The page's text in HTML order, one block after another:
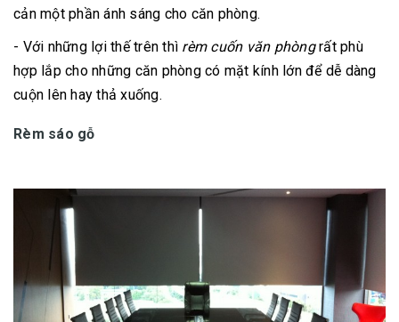
cản một phần ánh sáng cho căn phòng.
- Với những lợi thế trên thì rèm cuốn văn phòngrất phù
hợp lắp cho những căn phòng có mặt kính lớn để dễ dàng
cuộn lên hay thả xuống.
Rèm sáo gỗ